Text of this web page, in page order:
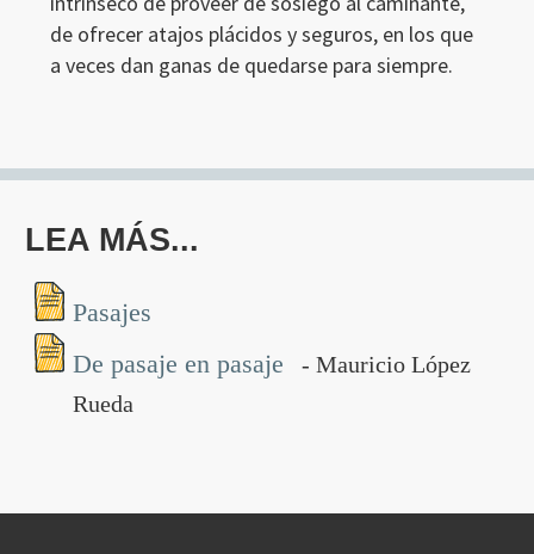
de ofrecer atajos plácidos y seguros, en los que
a veces dan ganas de quedarse para siempre.
LEA MÁS...
Pasajes
De pasaje en pasaje
- Mauricio López
Rueda